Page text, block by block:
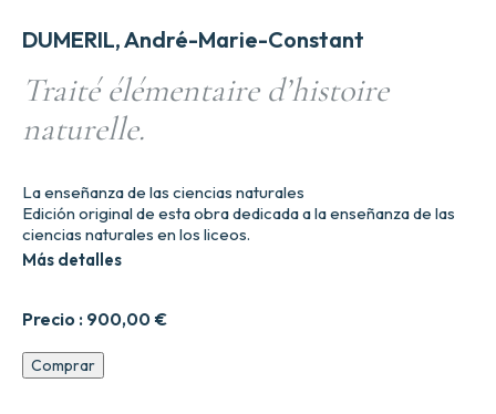
DUMERIL, André-Marie-Constant
Traité élémentaire d’histoire
naturelle.
Precio : 900,00 €
La enseñanza de las ciencias naturales
Edición original de esta obra dedicada a la enseñanza de las
ciencias naturales en los liceos.
Más detalles
Traité
élémentaire
Comprar